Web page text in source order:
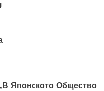
Японското Общество